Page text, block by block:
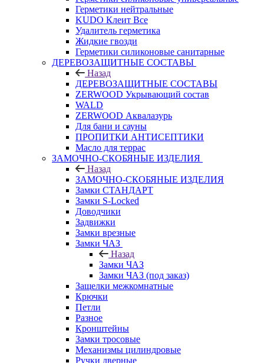
Герметики нейтральные
KUDO Клеит Все
Удалитель герметика
Жидкие гвозди
Герметики силиконовые санитарные
ДЕРЕВОЗАЩИТНЫЕ СОСТАВЫ
Назад
ДЕРЕВОЗАЩИТНЫЕ СОСТАВЫ
ZERWOOD Укрывающий состав
WALD
ZERWOOD Аквалазурь
Для бани и сауны
ПРОПИТКИ АНТИСЕПТИКИ
Масло для террас
ЗАМОЧНО-СКОБЯНЫЕ ИЗДЕЛИЯ
Назад
ЗАМОЧНО-СКОБЯНЫЕ ИЗДЕЛИЯ
Замки СТАНДАРТ
Замки S-Locked
Доводчики
Задвижки
Замки врезные
Замки ЧАЗ
Назад
Замки ЧАЗ
Замки ЧАЗ (под заказ)
Защелки межкомнатные
Крючки
Петли
Разное
Кронштейны
Замки тросовые
Механизмы цилиндровые
Ручки дверные